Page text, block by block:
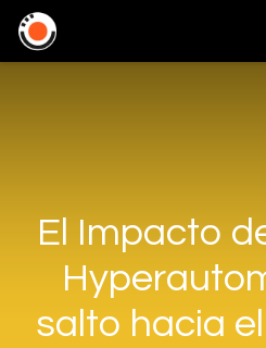
El Impacto
salto hacia